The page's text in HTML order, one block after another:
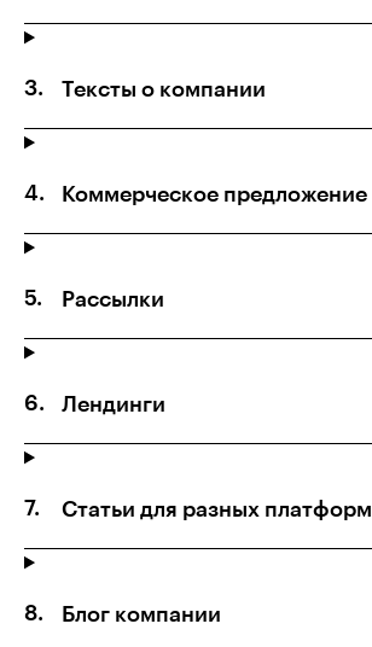
Тексты о компании
Коммерческое предложение
Рассылки
Лендинги
Статьи для разных платформ
Блог компании